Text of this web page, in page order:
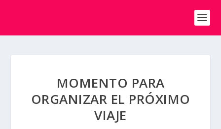
MOMENTO PARA
ORGANIZAR EL PRÓXIMO
VIAJE